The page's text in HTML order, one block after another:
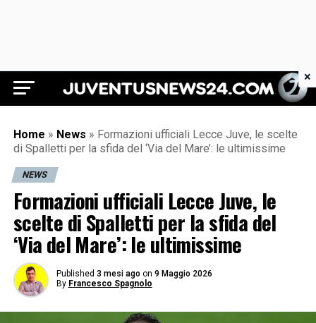
Juventus News 24
Home » News » Formazioni ufficiali Lecce Juve, le scelte
di Spalletti per la sfida del ‘Via del Mare’: le ultimissime
NEWS
Formazioni ufficiali Lecce Juve, le
scelte di Spalletti per la sfida del
‘Via del Mare’: le ultimissime
Published 3 mesi ago on 9 Maggio 2026
By Francesco Spagnolo
×